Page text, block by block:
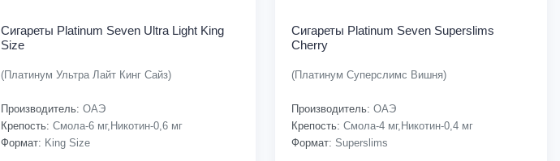
Сигареты Platinum Seven Ultra Light King
Size
(Платинум Ультра Лайт Кинг Сайз)
Производитель: ОАЭ
Крепость: Смола-6 мг,Никотин-0,6 мг
Формат: King Size
Сигареты Platinum Seven Superslims
Cherry
(Платинум Суперслимс Вишня)
Производитель: ОАЭ
Крепость: Смола-4 мг,Никотин-0,4 мг
Формат: Superslims